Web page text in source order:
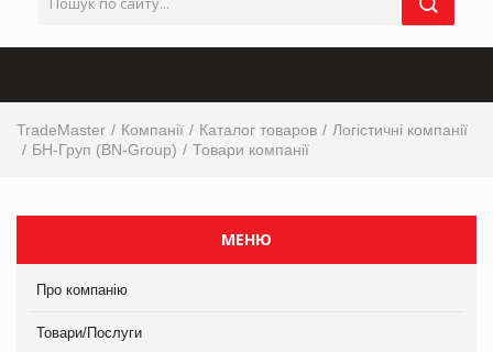
TradeMaster Компанії Каталог товаров
Логістичні компанії
БН-Груп (BN-Group)
Товари компанії
МЕНЮ
Про компанію
Товари/Послуги